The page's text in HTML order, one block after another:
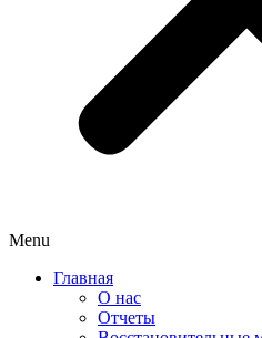
Menu
Главная
О нас
Отчеты